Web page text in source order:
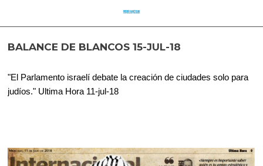
BALANCE DE BLANCOS 15-JUL-18
"El Parlamento israelí debate la creación de ciudades solo para
judíos." Ultima Hora 11-jul-18